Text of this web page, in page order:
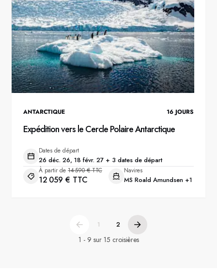
ANTARCTIQUE 16 JOURS
Expédition vers le Cercle Polaire Antarctique
Dates de départ
26 déc. 26, 18 févr. 27 + 3 dates de départ
À partir de 14 590 € TTC
12 059 € TTC
Navires
MS Roald Amundsen +1
1 2
1 - 9 sur 15 croisières